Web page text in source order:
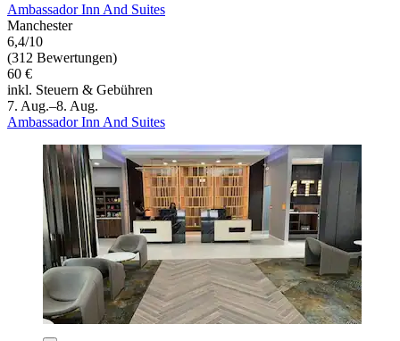
Ambassador Inn And Suites
Manchester
6,4/10
(312 Bewertungen)
60 €
inkl. Steuern & Gebühren
7. Aug.–8. Aug.
Ambassador Inn And Suites